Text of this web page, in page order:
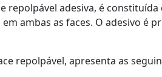
repolpável adesiva, é
ambas as faces. O adesivo é
repolpável, apresenta as